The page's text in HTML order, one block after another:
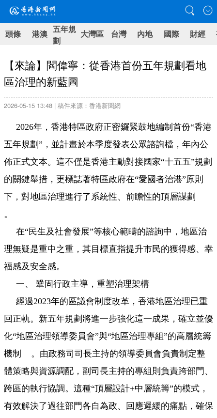
頭條 港澳 五年規
劃
大灣區 台灣 內地 國際 財經
【來論】閻偉寧：從香港首份五年規劃看地
區治理的新藍圖
2026-05-15 13:48 | 稿件來源：香港新聞網
2026年，香港特區政府正密鑼緊鼓地編制首份“香港
五年規劃”，並計畫於本季度發表公眾諮詢檔，年內公
佈正式文本。這不僅是香港主動對接國家“十五五”規劃
的關鍵舉措，更標誌著特區政府在“愛國者治港”原則
下，對地區治理進行了系統性、前瞻性的頂層謀劃
。
在“民生及社會發展”等核心範疇的諮詢中，地區治
理無疑是重中之重，其目標直指提升市民的獲得感、幸
福感及安全感。
一、 鞏固行政主導，重塑治理架構
經過2023年的區議會制度改革，香港地區治理已重
回正軌。新五年規劃將進一步強化這一成果，確立並優
化“地區治理領導委員會”與“地區治理專組”的高層統籌
機制 。由政務司司長主持的領導委員會負責制定整
體策略與資源調配，副司長主持的專組則負責跨部門、
跨區的執行協調。這種“頂層設計+中層統籌”的模式，
有效解決了過往部門各自為政、回應遲緩的痛點，確保